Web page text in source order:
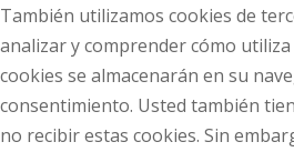
También utilizamos cookies de
analizar y comprender cómo
cookies se almacenarán en su
consentimiento. Usted también
no recibir estas cookies. Sin